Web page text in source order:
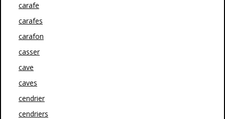
carafe
carafes
carafon
casser
cave
caves
cendrier
cendriers